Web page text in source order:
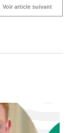
Voir article suivant